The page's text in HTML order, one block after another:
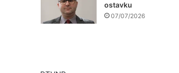
ostavku
07/07/2026